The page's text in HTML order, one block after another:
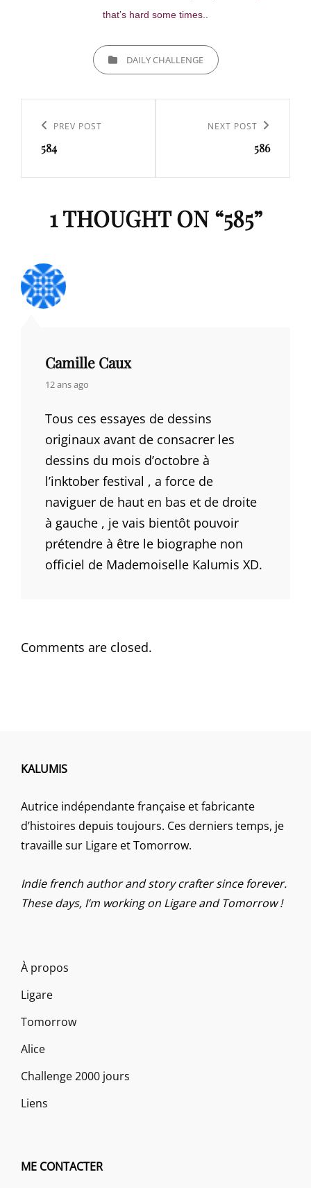
that’s hard some times..
CATEGORIESDAILY CHALLENGE
l’article
Previous
Post
PREV POST
584
NEXT POST
586
1 THOUGHT ON “585”
Camille Caux
says:
12 ans ago
Tous ces essayes de dessins
originaux avant de consacrer les
dessins du mois d’octobre à
l’inktober festival , a force de
naviguer de haut en bas et de droite
à gauche , je vais bientôt pouvoir
prétendre à être le biographe non
officiel de Mademoiselle Kalumis XD.
Comments are closed.
KALUMIS
Autrice indépendante française et fabricante
d’histoires depuis toujours. Ces derniers temps, je
travaille sur Ligare et Tomorrow.
Indie french author and story crafter since forever.
These days, I’m working on Ligare and Tomorrow !
À propos
Ligare
Tomorrow
Alice
Challenge 2000 jours
Liens
ME CONTACTER